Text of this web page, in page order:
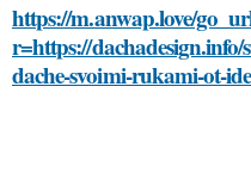
https://m.anwap.love/
r=https://
dache-svoimi-rukami-ot-